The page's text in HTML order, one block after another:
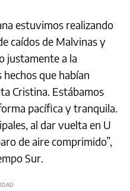
estuvimos realizando
caídos de Malvinas y
justamente a la
que habían
Cristina. Estábamos
pacífica y tranquila.
al dar vuelta en U
de aire comprimido”,
Sur.